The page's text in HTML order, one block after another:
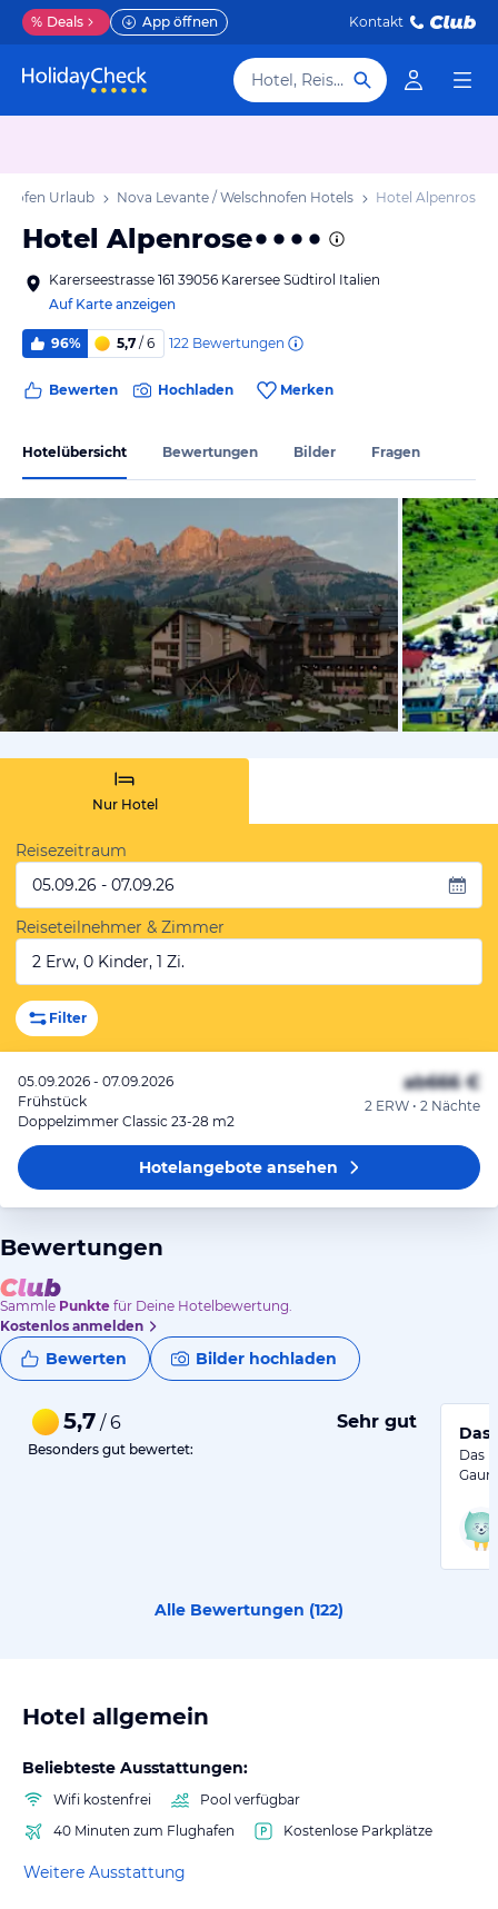
% Deals App öffnen Kontakt
Hotel, Reiseziel
Urlaub Nova Levante / Welschnofen Hotels Hotel Alpenrose
Hotel Alpenrose
Karerseestrasse 161 39056 Karersee Südtirol Italien
Auf Karte anzeigen
96% 5,7 / 6 122 Bewertungen
Bewerten Hochladen Merken
Hotelübersicht Bewertungen Bilder Fragen
vom
Nur Hotel
Reisezeitraum
05.09.26 - 07.09.26
Reiseteilnehmer & Zimmer
2 Erw, 0 Kinder, 1 Zi.
Filter
05.09.2026 - 07.09.2026
Frühstück
Doppelzimmer Classic 23-28 m2
ab666 €
2 ERW • 2 Nächte
Hotelangeboteansehen
Bewertungen
Sammle Punkte für Deine Hotelbewertung.
Kostenlos anmelden
Bewerten Bilder hochladen
5,7 / 6 Sehr gut
Besonders gut bewertet:
Das
Das
Alle Bewertungen (122)
Hotel allgemein
Beliebteste Ausstattungen:
Wifi kostenfrei
Pool verfügbar
40 Minuten zum Flughafen
Kostenlose Parkplätze
Weitere Ausstattung